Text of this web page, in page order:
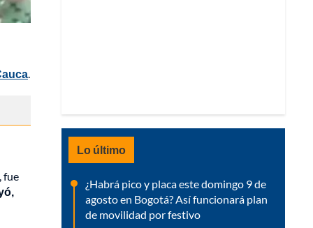
.
fue
Lo último
¿Habrá pico y placa este domingo 9 de
agosto en Bogotá? Así funcionará plan
de movilidad por festivo